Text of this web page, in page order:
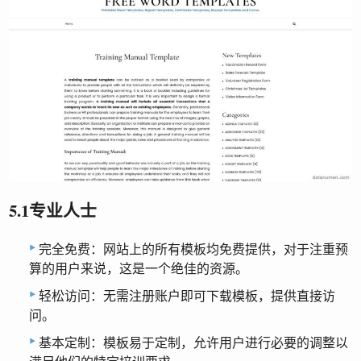
5.1专业人士
完全免费：网站上的所有模板均免费提供，对于注重预
算的用户来说，这是一个绝佳的资源。
轻松访问：无需注册账户即可下载模板，提供直接访
问。
基本定制：模板易于定制，允许用户进行必要的调整以